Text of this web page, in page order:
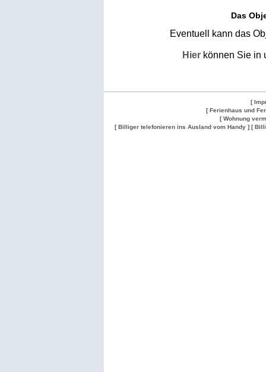
Das
Eventuell kann das
Hier können Sie in
[
[ Ferienhaus und
[ Wohnung
[ Billiger telefonieren ins Ausland vom Handy ] [